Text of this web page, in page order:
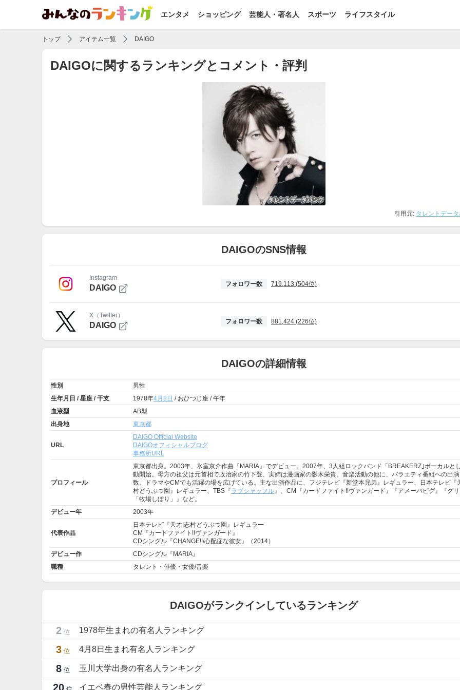
エンタメ ショッピング 芸能人・著名人 スポーツ ライフスタイル
トップ アイテム一覧 DAIGO
DAIGOに関するランキングとコメント・評判
引用元: タレントデー
DAIGOのSNS情報
Instagram
DAIGO フォロワー数 719,113 (504位)
X（Twitter）
DAIGO フォロワー数 881,424 (226位)
DAIGOの詳細情報
性別
男性
生年月日 / 星座 / 干支
1978年4月8日 / おひつじ座 / 午年
血液型
AB型
出身地
東京都
URL
DAIGO Official Website
DAIGOオフィシャルブログ
事務所URL
プロフィール
東京都出身。2003年、氷室京介作曲『MARIA』でデビュー。2007年、3人組ロックバンド「BREAKERZ｣ボーカルと
動開始。母方の祖父は元首相で政治家の竹下登、実姉は漫画家の影木栄貴。音楽活動の他に、バラエティ番組への出
数。ドラマやCMでも活躍の場を広げている。主な出演作品に、フジテレビ『新堂本兄弟』レギュラー、日本テレビ『
村どうぶつ園』レギュラー、TBS『ラブシャッフル』、CM『カードファイト!!ヴァンガード』『アメーバピグ』『グ
「牧場しぼり」』など。
デビュー年
2003年
代表作品
日本テレビ『天才!志村どうぶつ園』レギュラー
CM『カードファイト!!ヴァンガード』
CDシングル『CHANGE!!/心配症な彼女』（2014）
デビュー作
CDシングル『MARIA』
職種
タレント・俳優・女優/音楽
DAIGOがランクインしているランキング
2 位 1978年生まれの有名人ランキング
3 位 4月8日生まれ有名人ランキング
8 位 玉川大学出身の有名人ランキング
20 イエベ春の男性芸能人ランキング